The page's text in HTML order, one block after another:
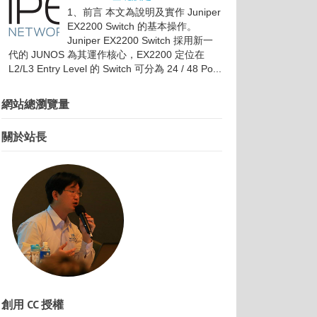
1、前言 本文為說明及實作 Juniper
EX2200 Switch 的基本操作。
Juniper EX2200 Switch 採用新一
代的 JUNOS 為其運作核心，EX2200 定位在
L2/L3 Entry Level 的 Switch 可分為 24 / 48 Po...
網站總瀏覽量
關於站長
創用 CC 授權